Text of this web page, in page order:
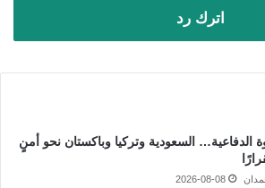
اترك رد
الدفاعية… السعودية وتركيا وباكستان نحو أمنٍ
2026-08-08